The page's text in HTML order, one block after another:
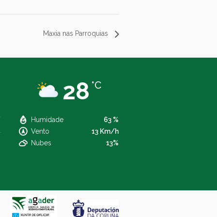
Maxia nas Parroquias
28 °C
Humidade
63 %
Vento
13 Km/h
Nubes
13%